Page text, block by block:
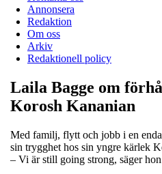
Annonsera
Redaktion
Om oss
Arkiv
Redaktionell policy
Laila Bagge om
Korosh Kananian
Med familj, flytt och jobb i en
sin trygghet hos sin yngre kärlek
– Vi är still going strong, säger